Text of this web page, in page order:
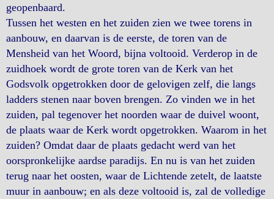
geopenbaard.
Tussen het westen en het zuiden zien we twee torens in
aanbouw, en daarvan is de eerste, de toren van de
Mensheid van het Woord, bijna voltooid. Verderop in de
zuidhoek wordt de grote toren van de Kerk van het
Godsvolk opgetrokken door de gelovigen zelf, die langs
ladders stenen naar boven brengen. Zo vinden we in het
zuiden, pal tegenover het noorden waar de duivel woont,
de plaats waar de Kerk wordt opgetrokken. Waarom in het
zuiden? Omdat daar de plaats gedacht werd van het
oorspronkelijke aardse paradijs. En nu is van het zuiden
terug naar het oosten, waar de Lichtende zetelt, de laatste
muur in aanbouw; en als deze voltooid is, zal de volledige